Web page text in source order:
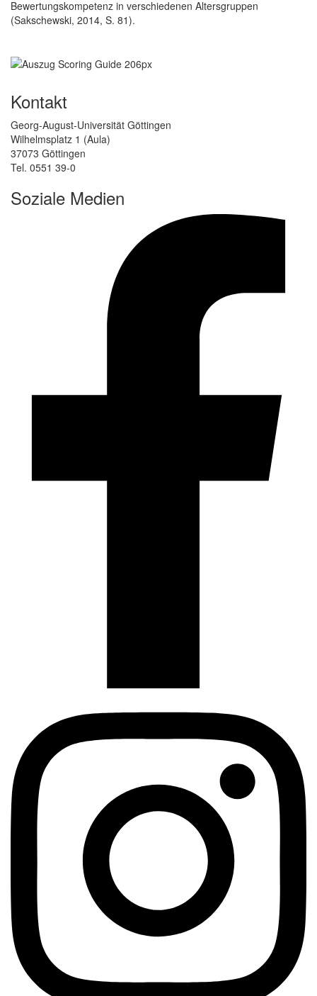
Bewertungskompetenz in verschiedenen Altersgruppen
(Sakschewski, 2014, S. 81).
Kontakt
Georg-August-Universität Göttingen
Wilhelmsplatz 1 (Aula)
37073 Göttingen
Tel. 0551 39-0
Soziale Medien